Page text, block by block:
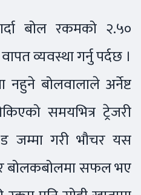
बोल रकमको २.५०
व्यवस्था गर्नु पर्दछ ।
नहुने बोलवालाले अर्नेष्ट
समयभित्र ट्रेजरी
जम्मा गरी भौचर यस
र बोलकबोलमा सफल भए